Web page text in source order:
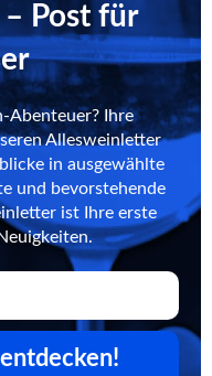
Post für
Abenteuer? Ihre
Allesweinletter
in ausgewählte
und bevorstehende
ist Ihre erste